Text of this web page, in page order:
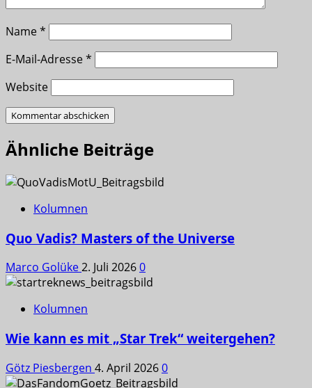
Name*
E-Mail-Adresse*
Website
Ähnliche Beiträge
Kolumnen
Quo Vadis? Masters of the Universe
Marco Golüke2. Juli 20260
Kolumnen
Wie kann es mit „Star Trek“ weitergehen?
Götz Piesbergen 4. April 20260